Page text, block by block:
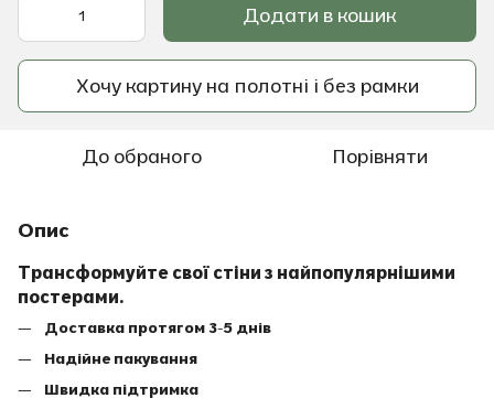
Додати в кошик
Хочу картину на полотні і без рамки
До обраного Порівняти
Опис
Трансформуйте свої стіни з найпопулярнішими
постерами.
Доставка протягом 3-5 днів
Надійне пакування
Швидка підтримка